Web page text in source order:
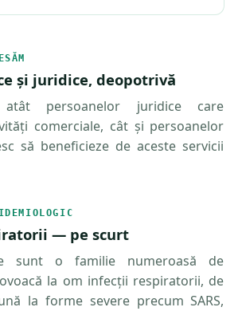
și juridice, deopotrivă
persoanelor juridice care
comerciale, cât și persoanelor
să beneficieze de aceste servicii
— pe scurt
sunt o familie numeroasă de
la om infecții respiratorii, de
la forme severe precum SARS,